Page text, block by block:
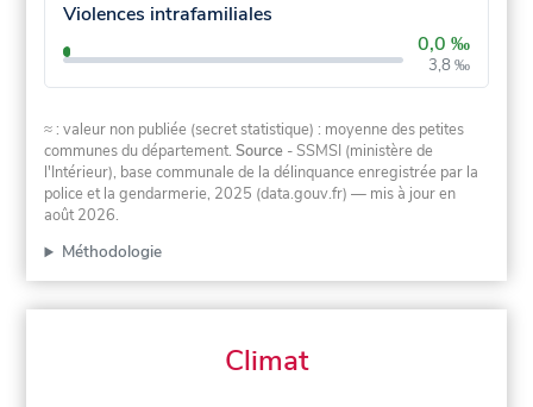
Violences intrafamiliales
0,0 ‰
3,8 ‰
≈ : valeur non publiée (secret statistique) : moyenne des petites
communes du département.Source - SSMSI (ministère de
l'Intérieur), base communale de la délinquance enregistrée par la
police et la gendarmerie, 2025 (data.gouv.fr) — mis à jour en
août 2026.
Méthodologie
Climat